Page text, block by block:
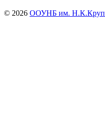
© 2026 ООУНБ им.